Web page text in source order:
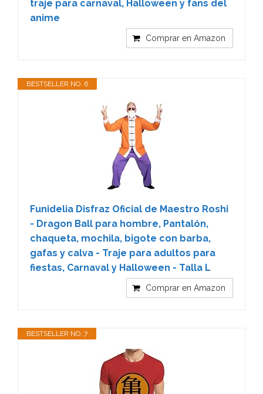
traje para carnaval, Halloween y fans del
anime
Comprar en Amazon
BESTSELLER NO. 6
Funidelia Disfraz Oficial de Maestro Roshi
- Dragon Ball para hombre, Pantalón,
chaqueta, mochila, bigote con barba,
gafas y calva - Traje para adultos para
fiestas, Carnaval y Halloween - Talla L
Comprar en Amazon
BESTSELLER NO. 7